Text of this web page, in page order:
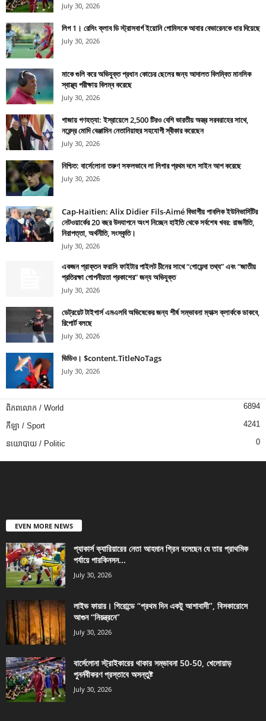
July 30, 2026
লিগ 1। রেসিং ক্লাব ডি স্ট্রাসবার্গ ইয়োনি গোমিসকে আবার বেভারেনকে ধার দিয়েছে
July 30, 2026
মাকে গুলি করে অভিযুক্ত প্রধান কোচের ছেলের জন্য আদালত বিলম্বিত মানসিক
স্বাস্থ্য পরীক্ষায় বিলম্ব করেছে
July 30, 2026
গাজায় গণহত্যা: ইস্রায়েলে 2,500 টিরও বেশি ভারতীয় অস্ত্র সরবরাহের সাথে,
নরেন্দ্র মোদি বেঞ্জামিন নেতানিয়াহুর সহযোগী স্বীকার করেছেন
July 30, 2026
নিশ্চিত: বার্সেলোনা তরুণ সফলভাবে লা লিগার প্রথম দলে সাইন আপ করেছে
July 30, 2026
Cap-Haïtien: Alix Didier Fils-Aimé বিভাগীয় পাবলিক ইউনিভার্সিটির
নেটওয়ার্কের 20 বছর উদযাপনে অংশ নিচ্ছেন হাইতি থেকে সর্বশেষ খবর: রাজনীতি,
নিরাপত্তা, অর্থনীতি, সংস্কৃতি।
July 30, 2026
একজন প্রাক্তন ফরাসি ফাইটার পাইলট চীনের সাথে “গোয়েন্দা তথ্য” এবং “জাতীয়
প্রতিরক্ষা গোপনীয়তা প্রকাশের” জন্য অভিযুক্ত
July 30, 2026
ডেট্রয়েট টাইগার্স এমএলবি অভিষেকের জন্য শীর্ষ সম্ভাবনা ম্যাক্স ক্লার্ককে ডাকবে,
রিপোর্ট বলছে
July 30, 2026
ভিডিও। $content.TitleNoTags
July 30, 2026
ពិភពលោក / World 6894
កីឡា / Sport 4241
នយោបាយ / Politic 0
EVEN MORE NEWS
প্যাকার্স ক্যারিয়ারের নেতা আহমান গ্রিন বলেছেন যে তার প্রাথমিক
পর্যায়ে পারকিনসন...
July 30, 2026
লাইভ ফায়ার। গিরোন্ডে “প্রথম দিন একটু আশাবাদী”, বিসকারোসে
আগুন “নিয়ন্ত্রনে”
July 30, 2026
বার্সেলোনা স্ট্রাইকারের থাকার সম্ভাবনা 50-50, খেলোয়াড়
পুনর্নবীকরণ প্রস্তাবে অসন্তুষ্ট
July 30, 2026